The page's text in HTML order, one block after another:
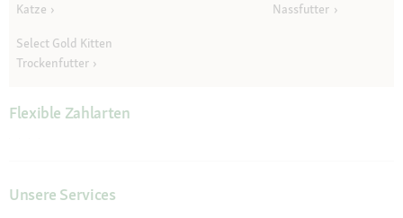
Katze
Nassfutter
Select Gold Kitten
Trockenfutter
Flexible Zahlarten
Unsere Services